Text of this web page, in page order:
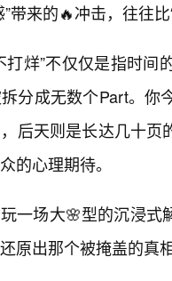
带来的🔥冲击，往往
打烊”不仅仅是指时
分成无数个Part。你
后天则是长达几十
的心理期待。
一场大🌸型的沉浸
原出那个被掩盖的真